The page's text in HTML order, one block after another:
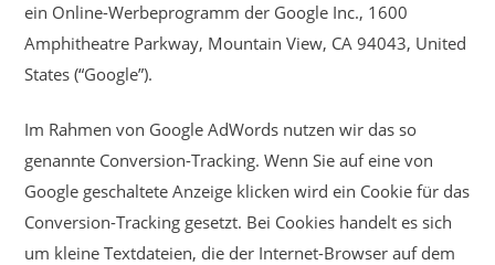
ein Online-Werbeprogramm der Google Inc., 1600
Amphitheatre Parkway, Mountain View, CA 94043, United
States (“Google”).
Im Rahmen von Google AdWords nutzen wir das so
genannte Conversion-Tracking. Wenn Sie auf eine von
Google geschaltete Anzeige klicken wird ein Cookie für das
Conversion-Tracking gesetzt. Bei Cookies handelt es sich
um kleine Textdateien, die der Internet-Browser auf dem